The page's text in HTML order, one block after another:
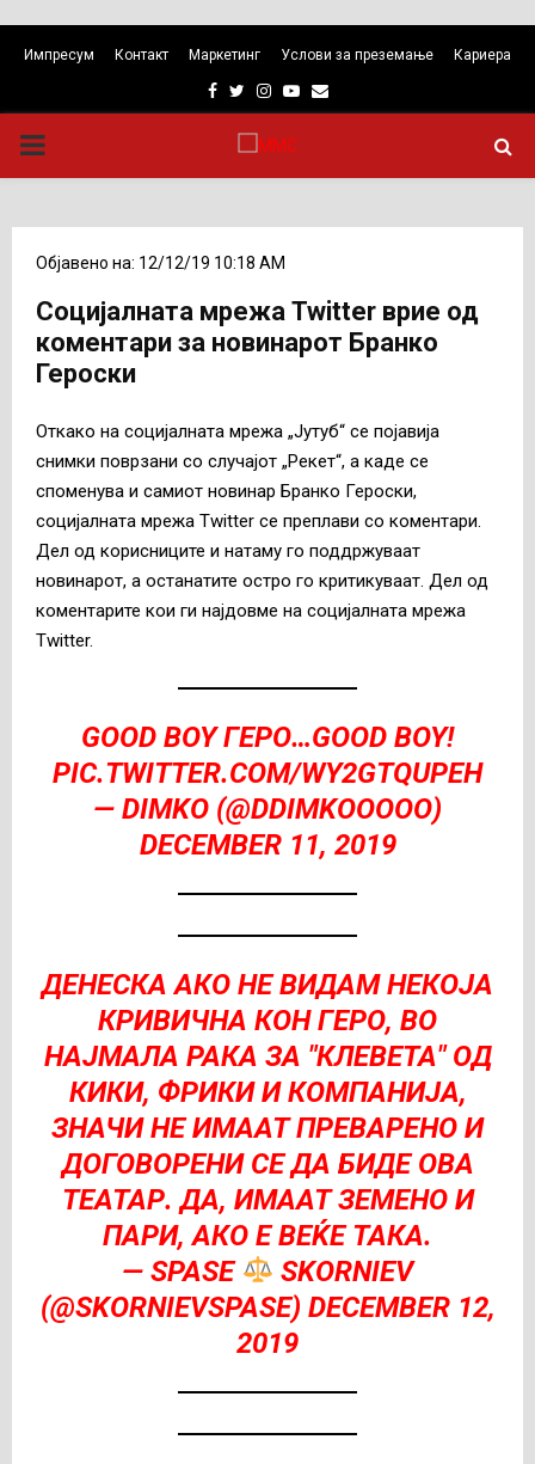
Импресум Контакт Маркетинг Услови за преземање Кариера
Facebook
TwitterInstagram
Youtube
Email
PRIMARY
Објавено на: 12/12/19 10:18 AM
Социјалната мрежа Twitter врие од
коментари за новинарот Бранко
Героски
Откако на социјалната мрежа „Јутуб“ се појавија
снимки поврзани со случајот „Рекет“, а каде се
споменува и самиот новинар Бранко Героски,
социјалната мрежа Twitter се преплави со коментари.
Дел од корисниците и натаму го поддржуваат
новинарот, а останатите остро го критикуваат. Дел од
коментарите кои ги најдовме на социјалната мрежа
Twitter.
GOOD BOY ГЕРО…GOOD BOY!
PIC.TWITTER.COM/WY2GTQUPEH
— DIMKO (@DDIMKOOOOO)
DECEMBER 11, 2019
ДЕНЕСКА АКО НЕ ВИДАМ НЕКОЈА
КРИВИЧНА КОН ГЕРО, ВО
НАЈМАЛА РАКА ЗА "КЛЕВЕТА" ОД
КИКИ, ФРИКИ И КОМПАНИЈА,
ЗНАЧИ НЕ ИМААТ ПРЕВАРЕНО И
ДОГОВОРЕНИ СЕ ДА БИДЕ ОВА
ТЕАТАР. ДА, ИМААТ ЗЕМЕНО И
ПАРИ, АКО Е ВЕЌЕ ТАКА.
— SPASE
SKORNIEV
(@SKORNIEVSPASE) DECEMBER 12,
2019